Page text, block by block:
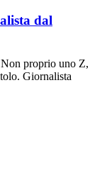
dal
proprio uno Z,
Giornalista